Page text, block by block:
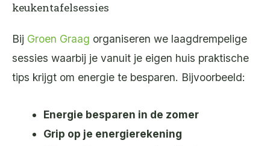
keukentafelsessies
Bij Groen Graag organiseren we laagdrempelige
sessies waarbij je vanuit je eigen huis praktische
tips krijgt om energie te besparen. Bijvoorbeeld:
Energie besparen in de zomer
Grip op je energierekening